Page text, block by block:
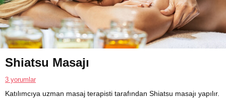
Shiatsu Masajı
3 yorumlar
Katılımcıya uzman masaj terapisti tarafından Shiatsu masajı yapılır.